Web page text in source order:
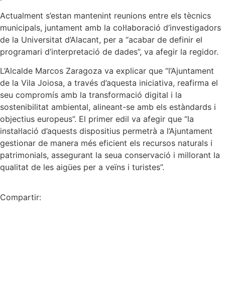
Actualment s’estan mantenint reunions entre els tècnics
municipals, juntament amb la col·laboració d’investigadors
de la Universitat d’Alacant, per a “acabar de definir el
programari d’interpretació de dades”, va afegir la regidor.
L’Alcalde Marcos Zaragoza va explicar que “l’Ajuntament
de la Vila Joiosa, a través d’aquesta iniciativa, reafirma el
seu compromís amb la transformació digital i la
sostenibilitat ambiental, alineant-se amb els estàndards i
objectius europeus”. El primer edil va afegir que “la
instal·lació d’aquests dispositius permetrà a l’Ajuntament
gestionar de manera més eficient els recursos naturals i
patrimonials, assegurant la seua conservació i millorant la
qualitat de les aigües per a veïns i turistes”.
Compartir: